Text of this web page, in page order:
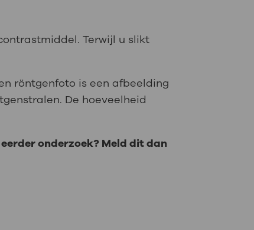
Terwijl u slikt
röntgenfoto is een afbeelding
De hoeveelheid
onderzoek? Meld dit dan